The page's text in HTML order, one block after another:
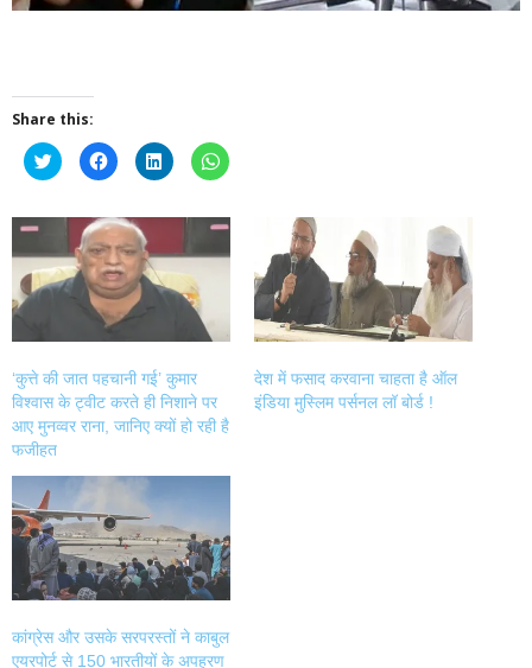
Share this:
Click
to
share
Twitter
(Opens
new
window)
Click
to
share
Facebook
(Opens
in
new
window)
Click
to
share
LinkedIn
(Opens
new
window)
Click
to
WhatsApp
(Opens
new
window)
‘कुत्ते की जात पहचानी गई’ कुमार
विश्वास के ट्वीट करते ही निशाने पर
आए मुनव्वर राना, जानिए क्यों हो रही है
फजीहत
देश में फसाद करवाना चाहता है ऑल
इंडिया मुस्लिम पर्सनल लॉ बोर्ड !
कांग्रेस और उसके सरपरस्तों ने काबुल
एयरपोर्ट से 150 भारतीयों के अपहरण